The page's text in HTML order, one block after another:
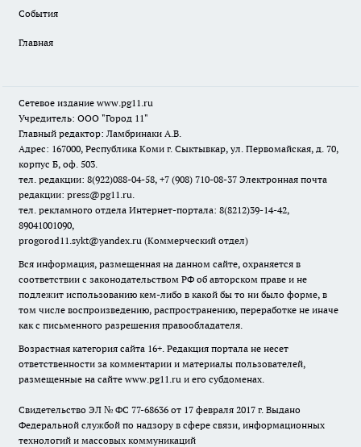
События
Главная
Сетевое издание www.pg11.ru
Учредитель: ООО "Город 11"
Главный редактор: Ламбринаки А.В.
Адрес: 167000, Республика Коми г. Сыктывкар, ул. Первомайская, д. 70,
корпус Б, оф. 503.
тел. редакции: 8(922)088-04-58, +7 (908) 710-08-37 Электронная почта
редакции: press@pg11.ru.
тел. рекламного отдела Интернет-портала: 8(8212)39-14-42,
89041001090,
progorod11.sykt@yandex.ru (Коммерческий отдел)
Вся информация, размещенная на данном сайте, охраняется в
соответствии с законодательством РФ об авторском праве и не
подлежит использованию кем-либо в какой бы то ни было форме, в
том числе воспроизведению, распространению, переработке не иначе
как с письменного разрешения правообладателя.
Возрастная категория сайта 16+. Редакция портала не несет
ответственности за комментарии и материалы пользователей,
размещенные на сайте www.pg11.ru и его субдоменах.
Свидетельство ЭЛ № ФС 77-68636 от 17 февраля 2017 г. Выдано
Федеральной службой по надзору в сфере связи, информационных
технологий и массовых коммуникаций